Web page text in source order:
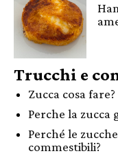
Trucchi e
Zucca cosa fare?
Perche la zucca
Perché le
commestibili?